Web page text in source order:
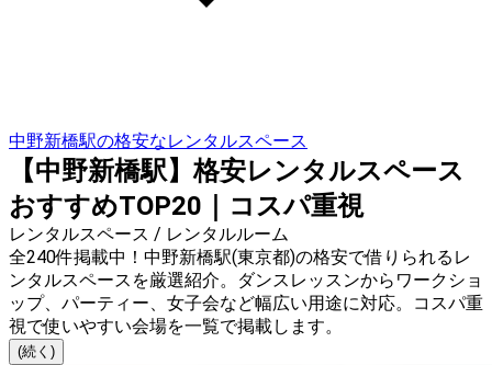
中野新橋駅の格安なレンタルスペース
【中野新橋駅】格安レンタルスペース
おすすめTOP20｜コスパ重視
レンタルスペース / レンタルルーム
全240件掲載中！中野新橋駅(東京都)の格安で借りられるレ
ンタルスペースを厳選紹介。ダンスレッスンからワークショ
ップ、パーティー、女子会など幅広い用途に対応。コスパ重
視で使いやすい会場を一覧で掲載します。
(続く)